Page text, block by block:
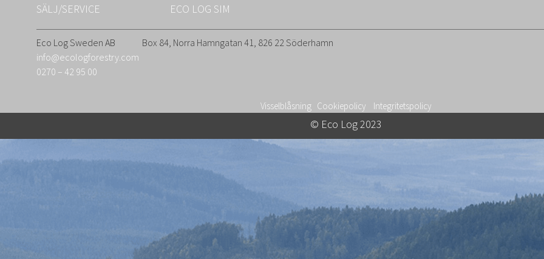
SÄLJ/SERVICE
ECO LOG SIM
Eco Log Sweden AB
Box 84, Norra Hamngatan 41, 826 22 Söderhamn
info@ecologforestry.com
0270 – 42 95 00
Visselblåsning Cookiepolicy Integritetspolicy
© Eco Log 2023